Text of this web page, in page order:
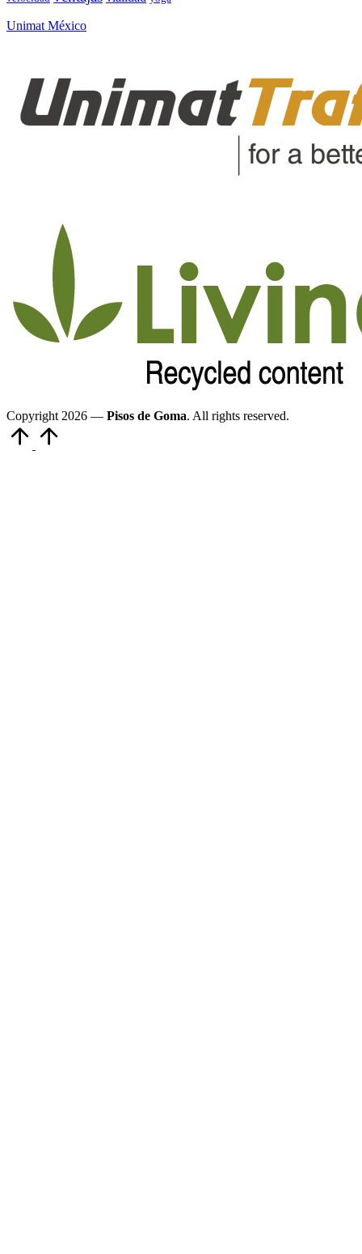
Unimat México
Copyright 2026 — Pisos de Goma. All rights reserved.